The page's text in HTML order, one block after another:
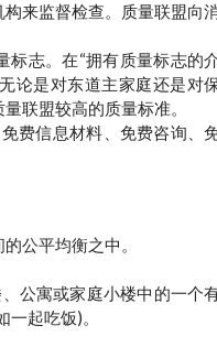
来监督检查。质量联盟向
标志。在“拥有质量标志的
论是对东道主家庭还是对
联盟较高的质量标准。
费信息材料、免费咨询、
公平均衡之中。
公寓或家庭小楼中的一个
起吃饭)。